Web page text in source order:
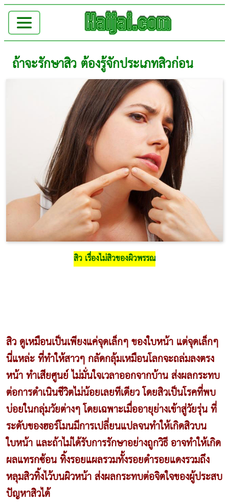
ถ้าจะรักษาสิว ต้องรู้จักประเภทสิวก่อน
สิว เรื่องไม่สิวของผิวพรรณ
สิว ดูเหมือนเป็นเพียงแค่จุดเล็กๆ ของใบหน้า แต่จุดเล็กๆ
นี่แหล่ะ ที่ทำให้สาวๆ กลัดกลุ้มเหมือนโลกจะถล่มลงตรง
หน้า ทำเสียศูนย์ ไม่มั่นใจเวลาออกจากบ้าน ส่งผลกระทบ
ต่อการดำเนินชีวิตไม่น้อยเลยทีเดียว โดยสิวเป็นโรคที่พบ
บ่อยในกลุ่มวัยต่างๆ โดยเฉพาะเมื่ออายุย่างเข้าสู่วัยรุ่น ที่
ระดับของฮอร์โมนมีการเปลี่ยนแปลจนทำให้เกิดสิวบน
ใบหน้า และถ้าไม่ได้รับการรักษาอย่างถูกวิธี อาจทำให้เกิด
ผลแทรกซ้อน ทิ้งรอยแผลรวมทั้งรอยดำรอยแดงรวมถึง
หลุมสิวทิ้งไว้บนผิวหน้า ส่งผลกระทบต่อจิตใจของผู้ประสบ
ปัญหาสิวได้